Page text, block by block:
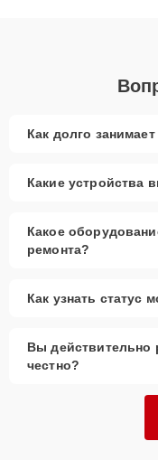
Как долго
Какие устройства
Какое
ремонта?
Как узнать статус
Вы действительно
честно?